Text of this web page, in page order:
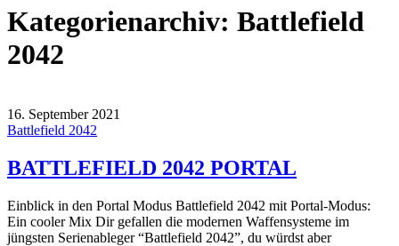
Kategorienarchiv: Battlefield
2042
16. September 2021
Battlefield 2042
BATTLEFIELD 2042 PORTAL
Einblick in den Portal Modus Battlefield 2042 mit Portal-Modus:
Ein cooler Mix Dir gefallen die modernen Waffensysteme im
jüngsten Serienableger “Battlefield 2042”, du würdst aber